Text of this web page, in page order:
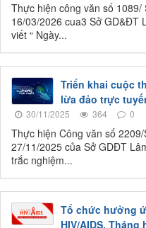
Thực hiện công văn số 1089/
16/03/2026 cua3 Sở GD&ĐT
viết “ Ngày...
Triển khai cuộc
lừa đảo trực
30/11/2025 364 0
Thực hiện Công văn số
27/11/2025 của Sở GDĐT
trắc nghiệm...
Tổ chức hưởng
HIV/AIDS,